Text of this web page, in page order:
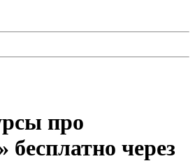
про
бесплатно через